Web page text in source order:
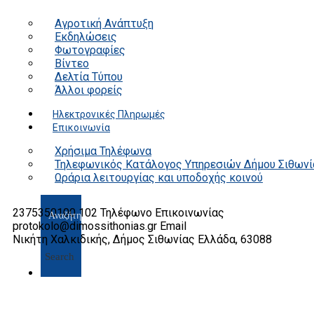
Αγροτική Ανάπτυξη
Εκδηλώσεις
Φωτογραφίες
Βίντεο
Δελτία Τύπου
Άλλοι φορείς
Ηλεκτρονικές Πληρωμές
Επικοινωνία
Χρήσιμα Τηλέφωνα
Τηλεφωνικός Κατάλογος Υπηρεσιών Δήμου
Ωράρια λειτουργίας και υποδοχής κοινού
Search
2375350100 102 Τηλέφωνο Επικοινωνίας
protokolo@dimossithonias.gr Email
Νικήτη Χαλκιδικής, Δήμος Σιθωνίας Ελλάδα, 63088